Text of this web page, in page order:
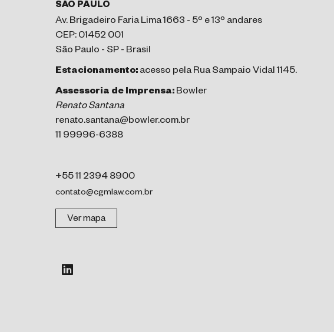
SÃO PAULO
Av. Brigadeiro Faria Lima 1663 - 5º e 13º andares
CEP: 01452 001
São Paulo - SP - Brasil
Estacionamento: acesso pela Rua Sampaio Vidal 1145.
Assessoria de Imprensa: Bowler
Renato Santana
renato.santana@bowler.com.br
11 99996-6388
+55 11 2394 8900
contato@cgmlaw.com.br
Ver mapa